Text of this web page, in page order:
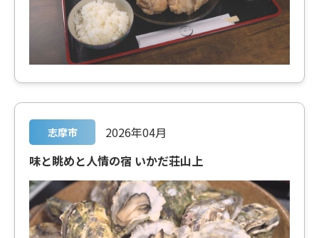
志摩市
2026年04月
味と眺めと人情の宿 いかだ荘山上